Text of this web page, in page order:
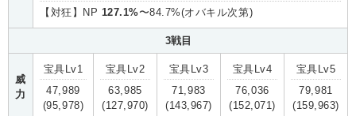
【対狂】NP 127.1%〜84.7%(オバキル次第)
3戦目
威
力
宝具Lv1
47,989
(95,978)
宝具Lv2
63,985
(127,970)
宝具Lv3
71,983
(143,967)
宝具Lv4
76,036
(152,071)
宝具Lv5
79,981
(159,963)